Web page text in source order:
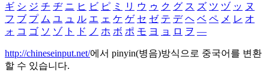
ギ シ ジ チ ヂ ニ ヒ ビ ピ ミ リ ウ ゥ ク グ ス ズ ツ ヅ ッ ヌ
フ ブ プ ム ユ ュ ル エ ェ ケ ゲ セ ゼ テ デ ヘ ベ ペ メ レ オ
ォ コ ゴ ソ ゾ ト ド ノ ホ ボ ポ モ ヨ ョ ロ ヲ ―
http://chineseinput.net/에서 pinyin(병음)방식으로 중국어를 변환
할 수 있습니다.